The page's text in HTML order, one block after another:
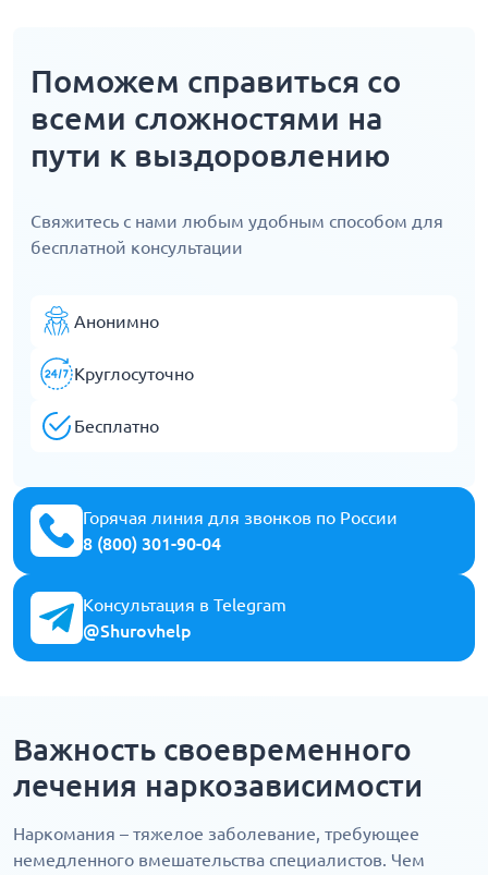
Поможем справиться со
всеми сложностями на
пути к выздоровлению
Свяжитесь с нами любым удобным способом для
бесплатной консультации
Анонимно
Круглосуточно
Бесплатно
Горячая линия для звонков по России
8 (800) 301-90-04
Консультация в Telegram
@Shurovhelp
Важность своевременного
лечения наркозависимости
Наркомания – тяжелое заболевание, требующее
немедленного вмешательства специалистов. Чем